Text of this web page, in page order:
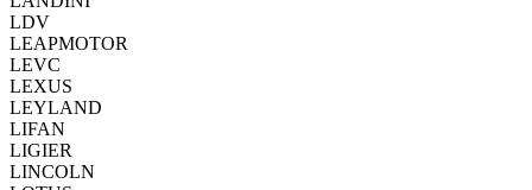
LDV
LEAPMOTOR
LEVC
LEXUS
LEYLAND
LIFAN
LIGIER
LINCOLN